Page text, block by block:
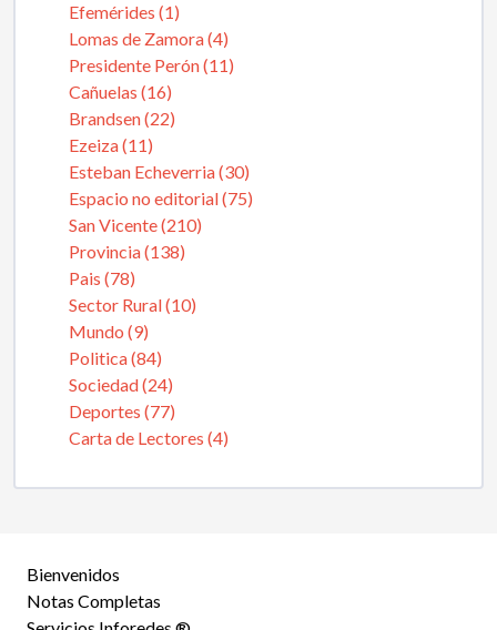
Efemérides (1)
Lomas de Zamora (4)
Presidente Perón (11)
Cañuelas (16)
Brandsen (22)
Ezeiza (11)
Esteban Echeverria (30)
Espacio no editorial (75)
San Vicente (210)
Provincia (138)
Pais (78)
Sector Rural (10)
Mundo (9)
Politica (84)
Sociedad (24)
Deportes (77)
Carta de Lectores (4)
Bienvenidos
Notas Completas